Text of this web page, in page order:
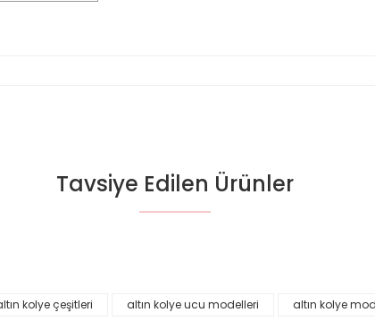
Bu ürüne ilk yorumu siz yapın!
gördüğünüz noktaları öneri formunu kullanarak
Tavsiye Edilen Ürünler
kolye çeşitleri altın kolye ucu modelleri altın kolye